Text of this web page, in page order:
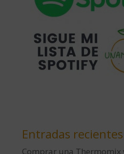
Entradas recientes
Comprar una Thermomix